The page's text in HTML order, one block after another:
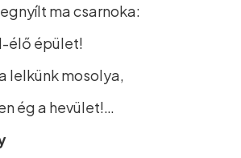
ma csarnoka:
élő épület!
lelkünk mosolya,
ég a hevület!…